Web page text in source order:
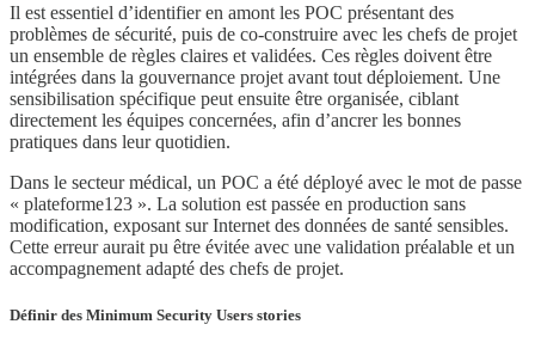
Il est essentiel d’identifier en amont les POC présentant des
problèmes de sécurité, puis de co-construire avec les chefs de projet
un ensemble de règles claires et validées. Ces règles doivent être
intégrées dans la gouvernance projet avant tout déploiement. Une
sensibilisation spécifique peut ensuite être organisée, ciblant
directement les équipes concernées, afin d’ancrer les bonnes
pratiques dans leur quotidien.
Dans le secteur médical, un POC a été déployé avec le mot de passe
« plateforme123 ». La solution est passée en production sans
modification, exposant sur Internet des données de santé sensibles.
Cette erreur aurait pu être évitée avec une validation préalable et un
accompagnement adapté des chefs de projet.
Définir des Minimum Security Users stories